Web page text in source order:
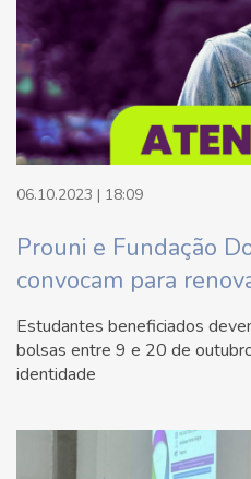
06.10.2023 | 18:09
Prouni e Fundação
convocam para
Estudantes beneficiados
bolsas entre 9 e 20 de
identidade